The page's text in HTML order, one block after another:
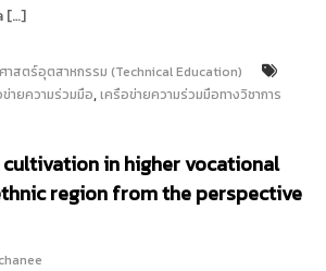
[…]
สตร์อุตสาหกรรม (Technical Education)
ายความร่วมมือ,เครือข่ายความร่วมมือทางวิชาการ
in higher vocational
region from the perspective